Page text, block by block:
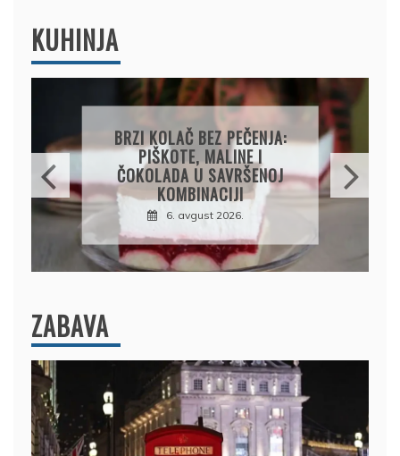
KUHINJA
BRZI KOLAČ BEZ PEČENJA:
PIŠKOTE, MALINE I
ČOKOLADA U SAVRŠENOJ
KOMBINACIJI
6. avgust 2026.
ZABAVA